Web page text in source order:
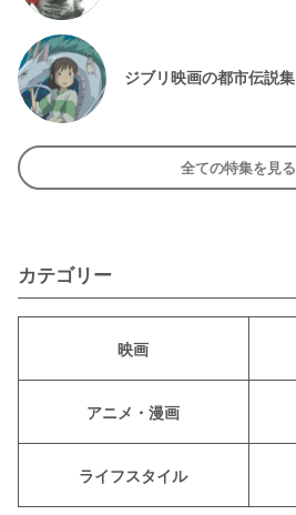
ジブリ映画の都市伝説集
全ての特集を見る
カテゴリー
映画
アニメ・漫画
ライフスタイル